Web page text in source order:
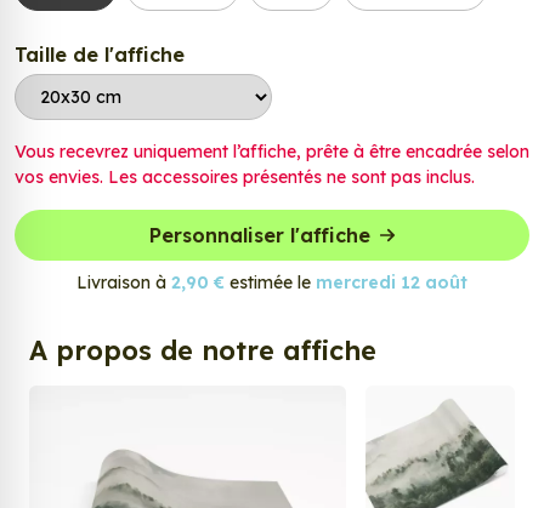
Taille de l'affiche
Vous recevrez uniquement l’affiche, prête à être encadrée selon
vos envies. Les accessoires présentés ne sont pas inclus.
Personnaliser l'affiche
Livraison à 2,90 € estimée le mercredi 12 août
A propos de notre affiche